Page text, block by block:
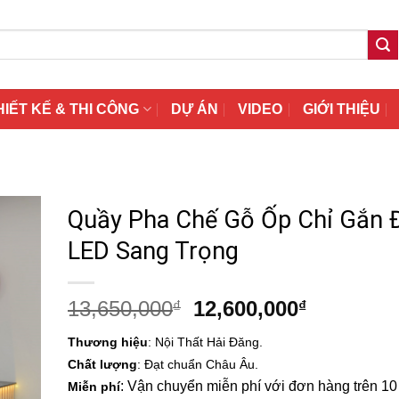
KẾ & THI CÔNG DỰ ÁN VIDEO GIỚI THIỆU
Quầy Pha Chế Gỗ Ốp Chỉ Gắn
LED Sang Trọng
13,650,000₫
Giá
là:
13,650,000₫.
12,600,000₫Giá
Thương hiệu: Nội Thất Hải Đăng.
Chất lượng: Đạt chuẩn Châu Âu.
Miễn phí: Vận chuyển miễn phí với đơn hàng trên 10